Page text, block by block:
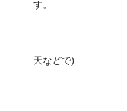
す。
(書店や、
天などで)